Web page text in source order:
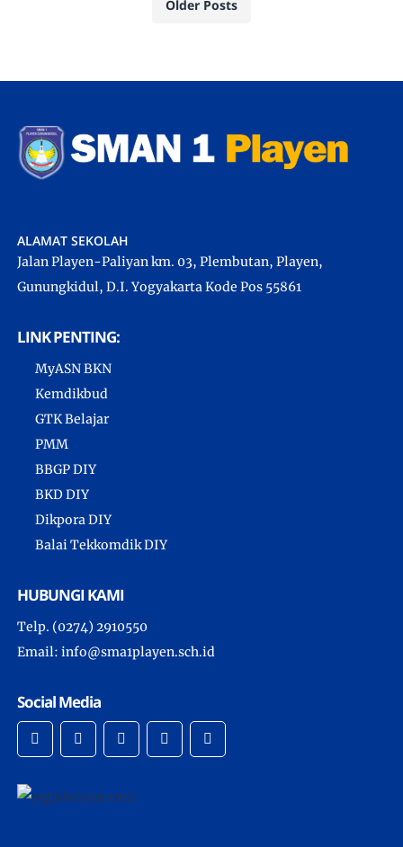
Older Posts
ALAMAT SEKOLAH
Jalan Playen-Paliyan km. 03, Plembutan, Playen,
Gunungkidul, D.I. Yogyakarta Kode Pos 55861
LINK PENTING:
MyASN BKN
Kemdikbud
GTK Belajar
PMM
BBGP DIY
BKD DIY
Dikpora DIY
Balai Tekkomdik DIY
HUBUNGI KAMI
Telp. (0274) 2910550
Email: info@sma1playen.sch.id
Social Media